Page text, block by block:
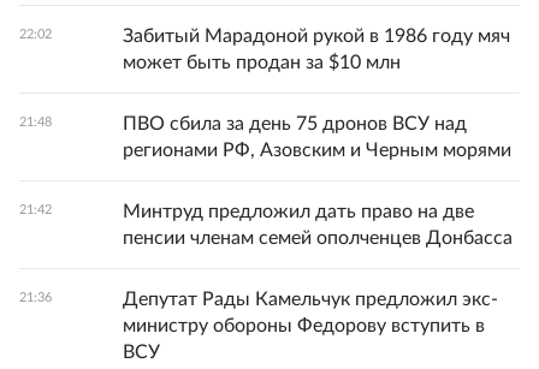
22:02
Забитый Марадоной рукой в 1986 году мяч
может быть продан за $10 млн
21:48
ПВО сбила за день 75 дронов ВСУ над
регионами РФ, Азовским и Черным морями
21:42
Минтруд предложил дать право на две
пенсии членам семей ополченцев Донбасса
21:36
Депутат Рады Камельчук предложил экс-
министру обороны Федорову вступить в
ВСУ